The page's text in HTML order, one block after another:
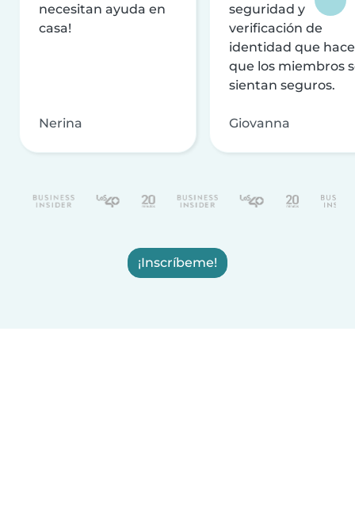
necesitan ayuda en
casa!
Nerina
seguridad y
verificación de
identidad que
que los miembros
sientan seguros.
Giovanna
¡Inscríbeme!